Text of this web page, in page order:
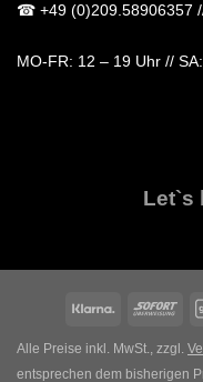
☎ +49 (0)209.58906357
MO-FR: 12 – 19 Uhr // SA:
Let`s
Klarna
Alle Preise inkl. MwSt., zzgl.
entsprechen dem bisherigen